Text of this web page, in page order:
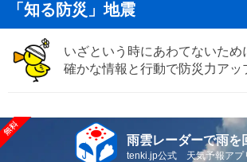
「知る防災」地震
いざという時にあわてないため
確かな情報と行動で防災力アッ
雨雲レーダーで雨を
tenki.jp公式 天気予報アプ